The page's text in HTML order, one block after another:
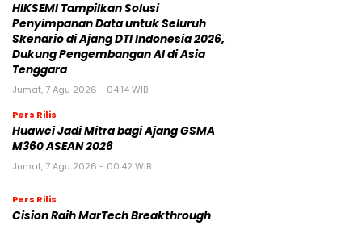
HIKSEMI Tampilkan Solusi
Penyimpanan Data untuk Seluruh
Skenario di Ajang DTI Indonesia 2026,
Dukung Pengembangan AI di Asia
Tenggara
Jumat, 7 Agu 2026 - 04:14 WIB
Pers Rilis
Huawei Jadi Mitra bagi Ajang GSMA
M360 ASEAN 2026
Jumat, 7 Agu 2026 - 00:42 WIB
Pers Rilis
Cision Raih MarTech Breakthrough